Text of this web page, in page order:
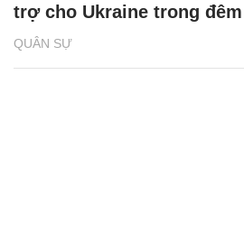
QUÂN SỰ
trợ cho Ukraine trong đêm